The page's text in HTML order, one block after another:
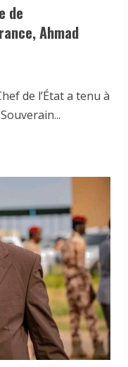
de
Ahmad
de l’État a tenu à